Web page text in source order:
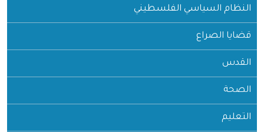
النظام السياسي الفلسطيني
قضايا الصراع
القدس
الصحة
التعليم